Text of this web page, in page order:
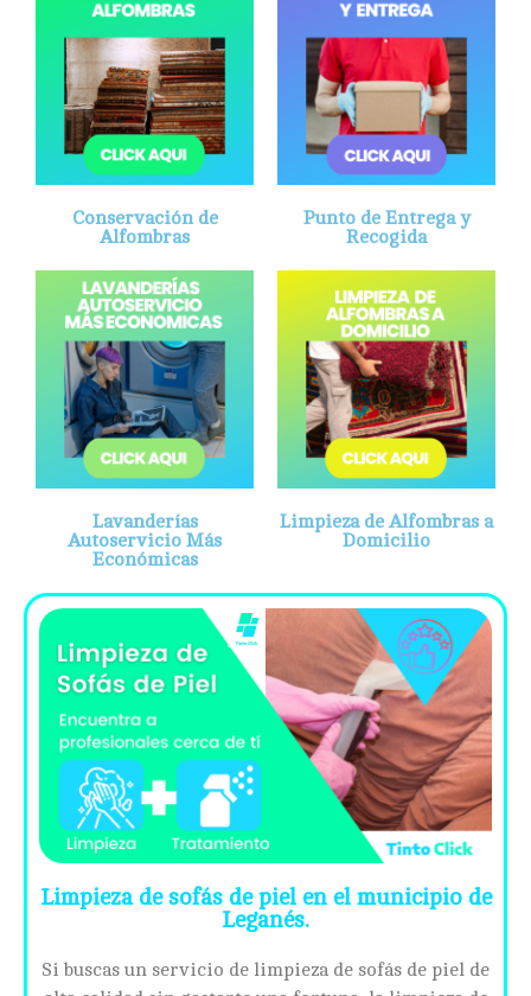
Conservación de
Alfombras
Punto de Entrega y
Recogida
Lavanderías
Autoservicio Más
Económicas
Limpieza de Alfombras a
Domicilio
Limpieza de sofás de piel en el municipio de
Leganés.
Si buscas un servicio de limpieza de sofás de piel de